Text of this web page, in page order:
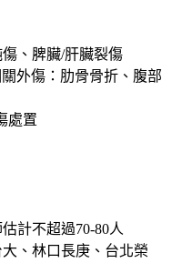
、脾臟/肝臟裂傷
外傷：肋骨骨折、腹部
處置
計不超過70-80人
、林口長庚、台北榮